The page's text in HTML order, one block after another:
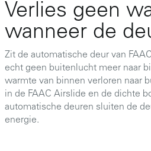
Verlies geen
wanneer de
Zit de automatische deur van
echt geen buitenlucht meer naar
warmte van binnen verloren naar
in de FAAC Airslide en de dichte
automatische deuren sluiten de
energie.